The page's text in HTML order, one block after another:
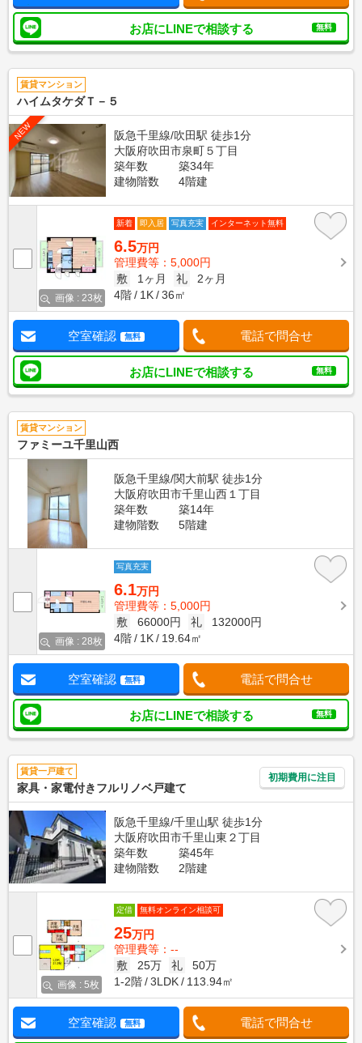
お店にLINEで相談する 無料
賃貸マンション
ハイムタケダＴ－５
NEW
阪急千里線/吹田駅 徒歩1分
大阪府吹田市泉町５丁目
築年数
築34年
建物階数
4階建
画像 : 23枚
新着 即入居 写真充実 インターネット無料
6.5万円
管理費等：5,000円
敷
1ヶ月 礼
2ヶ月
4階
1K 36㎡
空室確認 無料 電話で問合せ
お店にLINEで相談する 無料
賃貸マンション
ファミーユ千里山西
阪急千里線/関大前駅 徒歩1分
大阪府吹田市千里山西１丁目
築年数
築14年
建物階数
5階建
画像 : 28枚
写真充実
6.1万円
管理費等：5,000円
敷
66000円 礼
132000円
4階
1K 19.64㎡
空室確認 無料 電話で問合せ
お店にLINEで相談する 無料
賃貸一戸建て
家具・家電付きフルリノベ戸建て
初期費用に注目
阪急千里線/千里山駅 徒歩1分
大阪府吹田市千里山東２丁目
築年数
築45年
建物階数
2階建
画像 : 5枚
定借 無料オンライン相談可
25万円
管理費等：--
敷
25万 礼
50万
1-2階
3LDK 113.94㎡
空室確認 無料 電話で問合せ